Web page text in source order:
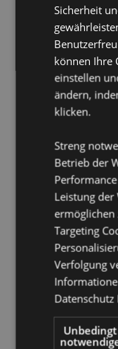
Spooky Gespenst
Material:PVC
Saisonaler
Produkttressourcen:
Möchten Sie
Produktattribute
Information
Gesamthöhe 11cm
288
Keine
Keine
Keine
Sicherheit
können Ihre
einstellen
ändern,
klicken.
Streng
Betrieb der
Leistung der
ermöglichen
Targeting
Verfolgung
Datenschutz
Unbedingt